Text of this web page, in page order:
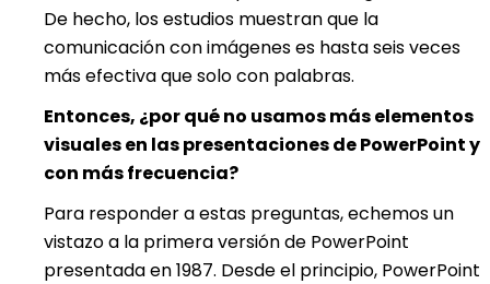
De hecho, los estudios muestran que la
comunicación con imágenes es hasta seis veces
más efectiva que solo con palabras.
Entonces, ¿por qué no usamos más elementos
visuales en las presentaciones de PowerPoint y
con más frecuencia?
Para responder a estas preguntas, echemos un
vistazo a la primera versión de PowerPoint
presentada en 1987. Desde el principio, PowerPoint